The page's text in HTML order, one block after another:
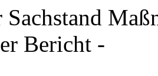
Bericht -